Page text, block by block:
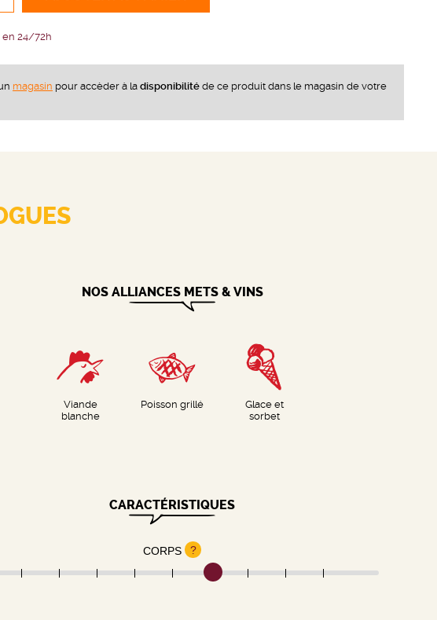
en 24/72h
magasin pour accèder à la disponibilité de ce produit dans le magasin de votre
NOS ALLIANCES METS & VINS
Viande
blanche
Poisson grillé
Glace et
sorbet
CARACTÉRISTIQUES
CORPS ?